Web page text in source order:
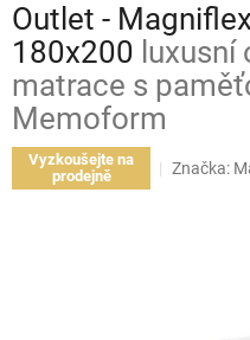
Outlet -
180x200
matrace s
Memoform
Vyzkoušejte na
prodejně
Značka: